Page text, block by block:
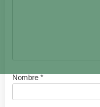
Nombre *